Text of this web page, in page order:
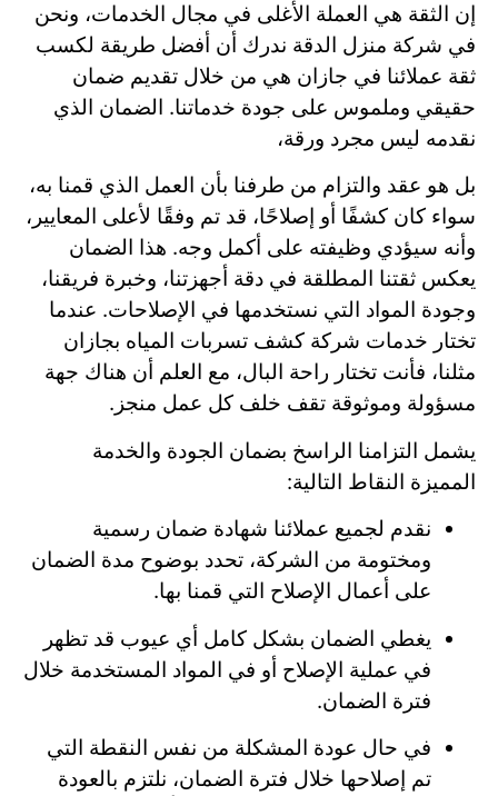
إن الثقة هي العملة الأغلى في مجال الخدمات، ونحن
في شركة منزل الدقة ندرك أن أفضل طريقة لكسب
ثقة عملائنا في جازان هي من خلال تقديم ضمان
حقيقي وملموس على جودة خدماتنا. الضمان الذي
نقدمه ليس مجرد ورقة،
بل هو عقد والتزام من طرفنا بأن العمل الذي قمنا به،
سواء كان كشفًا أو إصلاحًا، قد تم وفقًا لأعلى المعايير،
وأنه سيؤدي وظيفته على أكمل وجه. هذا الضمان
يعكس ثقتنا المطلقة في دقة أجهزتنا، وخبرة فريقنا،
وجودة المواد التي نستخدمها في الإصلاحات. عندما
تختار خدمات شركة كشف تسربات المياه بجازان
مثلنا، فأنت تختار راحة البال، مع العلم أن هناك جهة
مسؤولة وموثوقة تقف خلف كل عمل منجز.
يشمل التزامنا الراسخ بضمان الجودة والخدمة
المميزة النقاط التالية:
نقدم لجميع عملائنا شهادة ضمان رسمية
ومختومة من الشركة، تحدد بوضوح مدة الضمان
على أعمال الإصلاح التي قمنا بها.
يغطي الضمان بشكل كامل أي عيوب قد تظهر
في عملية الإصلاح أو في المواد المستخدمة خلال
فترة الضمان.
في حال عودة المشكلة من نفس النقطة التي
تم إصلاحها خلال فترة الضمان، نلتزم بالعودة